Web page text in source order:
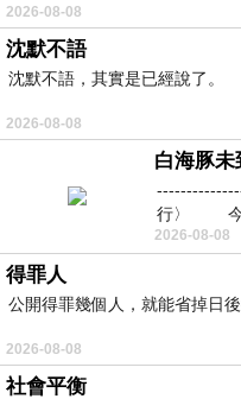
2026-08-08
沈默不語
沈默不語，其實是已經說了。
2026-08-08
白海豚
行〉 今天
2026-08-08
得罪人
公開得罪幾個人，就能省掉日後
2026-08-08
社會平衡